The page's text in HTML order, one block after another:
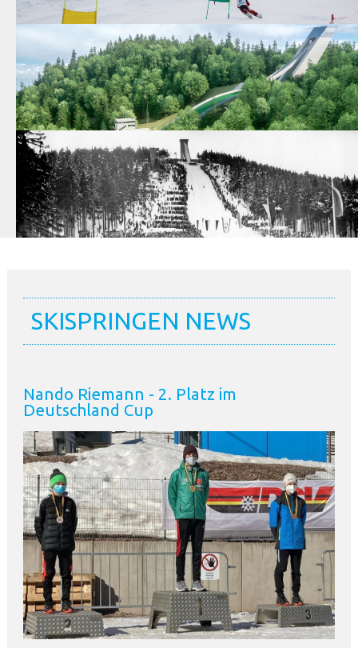
SKISPRINGEN NEWS
Nando Riemann - 2. Platz im
Deutschland Cup